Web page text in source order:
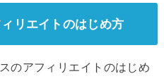
リエイトのはじめ方
のアフィリエイトのはじめ